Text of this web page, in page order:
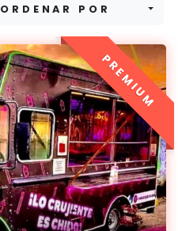
ORDENAR POR
PREMIUM